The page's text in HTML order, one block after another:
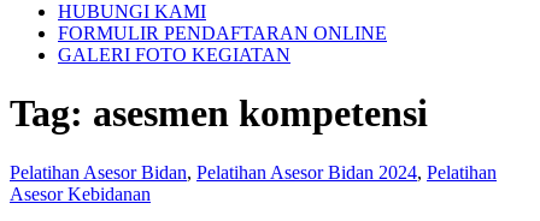
HUBUNGI KAMI
FORMULIR PENDAFTARAN ONLINE
GALERI FOTO KEGIATAN
Tag: asesmen kompetensi
Pelatihan Asesor Bidan, Pelatihan Asesor Bidan 2024, Pelatihan
Asesor Kebidanan